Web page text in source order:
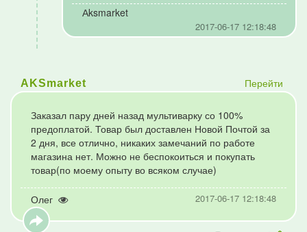
Аksmarket
2017-06-17 12:18:48
AKSmarket Перейти
Заказал пару дней назад мультиварку со 100%
предоплатой. Товар был доставлен Новой Почтой за
2 дня, все отлично, никаких замечаний по работе
магазина нет. Можно не беспокоиться и покупать
товар(по моему опыту во всяком случае)
Олег 2017-06-17 12:18:48